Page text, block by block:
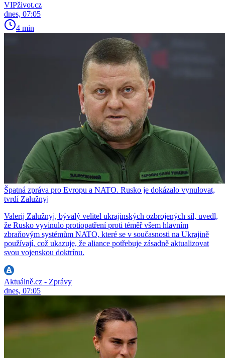
VIPživot.cz
dnes, 07:05
4 min
Špatná zpráva pro Evropu a NATO. Rusko je dokázalo vynulovat,
tvrdí Zalužnyj
Valerij Zalužnyj, bývalý velitel ukrajinských ozbrojených sil, uvedl,
že Rusko vyvinulo protiopatření proti téměř všem hlavním
zbraňovým systémům NATO, které se v současnosti na Ukrajině
používají, což ukazuje, že aliance potřebuje zásadně aktualizovat
svou vojenskou doktrínu.
Aktuálně.cz - Zprávy
dnes, 07:05